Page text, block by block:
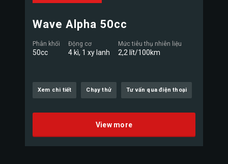
Wave Alpha 50cc
Phân khối
50cc
Động cơ
4 kì, 1 xy lanh
Mức tiêu thụ nhiên liệu
2,2 lít/100km
Xem chi tiết Chạy thử Tư vấn qua điện thoại
View more